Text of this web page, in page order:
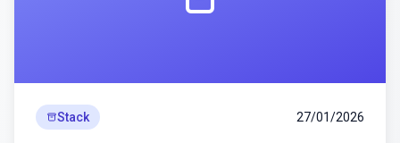
Stack 27/01/2026